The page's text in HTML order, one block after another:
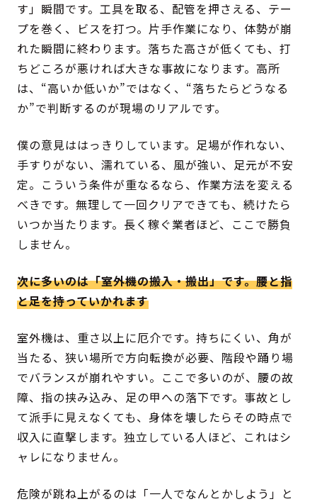
す」瞬間です。工具を取る、配管を押さえる、テー
プを巻く、ビスを打つ。片手作業になり、体勢が崩
れた瞬間に終わります。落ちた高さが低くても、打
ちどころが悪ければ大きな事故になります。高所
は、“高いか低いか”ではなく、“落ちたらどうなる
か”で判断するのが現場のリアルです。
僕の意見ははっきりしています。足場が作れない、
手すりがない、濡れている、風が強い、足元が不安
定。こういう条件が重なるなら、作業方法を変える
べきです。無理して一回クリアできても、続けたら
いつか当たります。長く稼ぐ業者ほど、ここで勝負
しません。
次に多いのは「室外機の搬入・搬出」です。腰と指
と足を持っていかれます
室外機は、重さ以上に厄介です。持ちにくい、角が
当たる、狭い場所で方向転換が必要、階段や踊り場
でバランスが崩れやすい。ここで多いのが、腰の故
障、指の挟み込み、足の甲への落下です。事故とし
て派手に見えなくても、身体を壊したらその時点で
収入に直撃します。独立している人ほど、これはシ
ャレになりません。
危険が跳ね上がるのは「一人でなんとかしよう」と